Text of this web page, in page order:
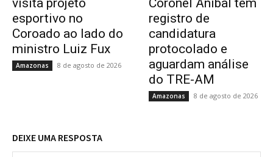
esportivo no
Coroado ao lado do
ministro Luiz Fux
Amazonas 8 de agosto de 2026
registro de
candidatura
protocolado e
aguardam análise
do TRE-AM
Amazonas 8 de agosto de 2026
DEIXE UMA RESPOSTA